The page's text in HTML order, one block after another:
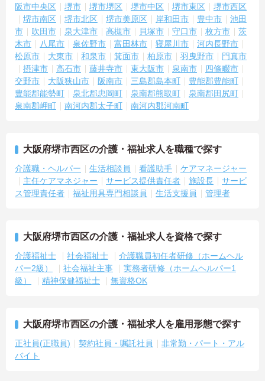
阪市中央区
堺市 堺市堺区 堺市中区 堺市東区
堺市西区
堺市南区
堺市北区 堺市美原区 岸和田市 豊中市
池田
市
吹田市 泉大津市 高槻市 貝塚市 守口市 枚方市
茨
木市
八尾市 泉佐野市 富田林市 寝屋川市
河内長野市
松原市
大東市 和泉市 箕面市 柏原市 羽曳野市
門真市
摂津市
高石市 藤井寺市 東大阪市 泉南市
四條畷市
交野市
大阪狭山市 阪南市 三島郡島本町
豊能郡豊能町
豊能郡能勢町
泉北郡忠岡町 泉南郡熊取町
泉南郡田尻町
泉南郡岬町
南河内郡太子町 南河内郡河南町
大阪府堺市西区の介護・福祉求人を職種で探す
介護職・ヘルパー 生活相談員 看護助手
ケアマネージャー
主任ケアマネジャー
サービス提供責任者 施設長
サービ
ス管理責任者
福祉用具専門相談員 生活支援員 管理者
大阪府堺市西区の介護・福祉求人を資格で探す
介護福祉士 社会福祉士
介護職員初任者研修（ホームヘル
パー2級）
社会福祉主事
実務者研修（ホームヘルパー1
級）
精神保健福祉士 無資格OK
大阪府堺市西区の介護・福祉求人を雇用形態で探す
正社員(正職員) 契約社員・嘱託社員
非常勤・パート・アル
バイト